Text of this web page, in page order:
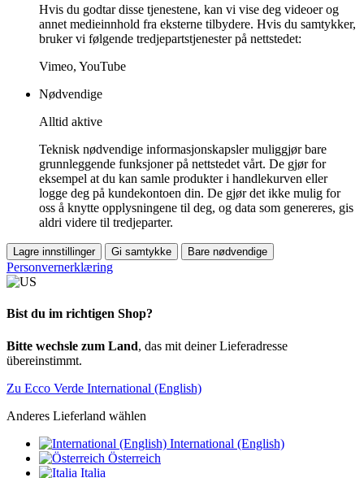
Hvis du godtar disse tjenestene, kan vi vise deg videoer og
annet medieinnhold fra eksterne tilbydere. Hvis du samtykker,
bruker vi følgende tredjepartstjenester på nettstedet:
Vimeo, YouTube
Nødvendige
Alltid aktive
Teknisk nødvendige informasjonskapsler muliggjør bare
grunnleggende funksjoner på nettstedet vårt. De gjør for
eksempel at du kan samle produkter i handlekurven eller
logge deg på kundekontoen din. De gjør det ikke mulig for
oss å knytte opplysningene til deg, og data som genereres, gis
aldri videre til tredjeparter.
Lagre innstillinger Gi samtykke Bare nødvendige
Personvernerklæring
Bist du im richtigen Shop?
Bitte wechsle zum Land, das mit deiner Lieferadresse
übereinstimmt.
Zu Ecco Verde International (English)
Anderes Lieferland wählen
International (English)
Österreich
Italia